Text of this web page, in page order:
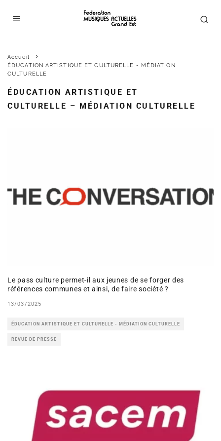
Accueil
ÉDUCATION ARTISTIQUE ET CULTURELLE - MÉDIATION
CULTURELLE
ÉDUCATION ARTISTIQUE ET
CULTURELLE – MÉDIATION CULTURELLE
Le pass culture permet-il aux jeunes de se forger des
références communes et ainsi, de faire société ?
13/03/2025
ÉDUCATION ARTISTIQUE ET CULTURELLE - MÉDIATION CULTURELLE
REVUE DE PRESSE